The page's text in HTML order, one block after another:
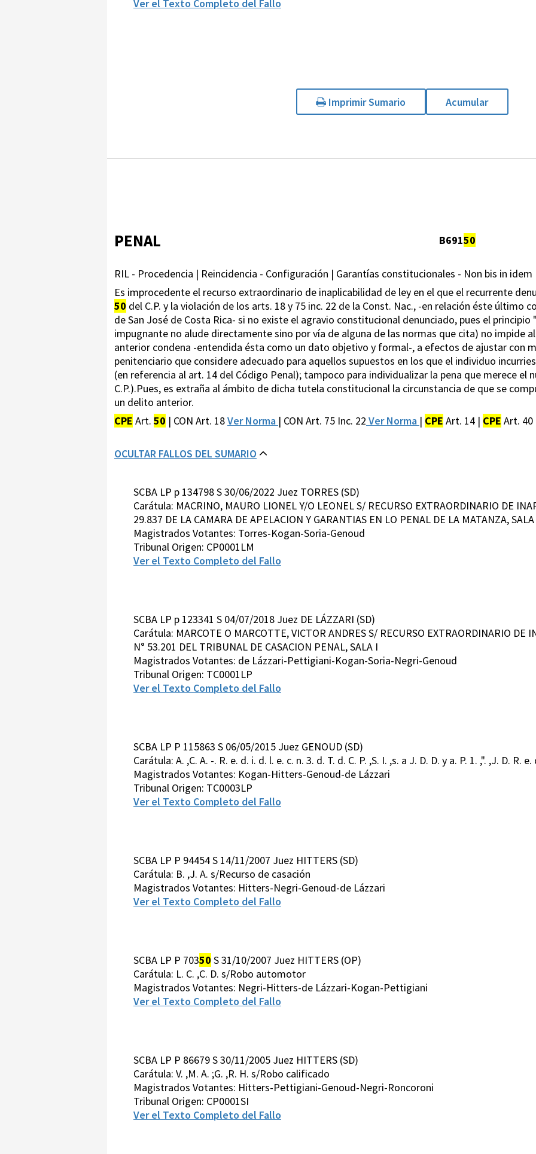
Ver el Texto Completo del Fallo
Imprimir Sumario Acumular
PENAL B69150
RIL - Procedencia | Reincidencia - Configuración | Garantías constitucionales - Non bis in idem
Es improcedente el recurso extraordinario de inaplicabilidad de ley en el que el recurrente
50 del C.P. y la violación de los arts. 18 y 75 inc. 22 de la Const. Nac., -en relación éste último
de San José de Costa Rica- si no existe el agravio constitucional denunciado, pues el principio
impugnante no alude directamente sino por vía de alguna de las normas que cita) no impide
anterior condena -entendida ésta como un dato objetivo y formal-, a efectos de ajustar con
penitenciario que considere adecuado para aquellos supuestos en los que el individuo
(en referencia al art. 14 del Código Penal); tampoco para individualizar la pena que merece el
C.P.).Pues, es extraña al ámbito de dicha tutela constitucional la circunstancia de que se
un delito anterior.
CPE Art. 50 | CON Art. 18Ver Norma | CON Art. 75 Inc. 22 Ver Norma | CPE Art. 14 | CPE Art.
OCULTAR FALLOS DEL SUMARIO
SCBA LP p 134798 S 30/06/2022 Juez TORRES (SD)
Carátula: MACRINO, MAURO LIONEL Y/O LEONEL S/ RECURSO EXTRAORDINARIO DE
29.837 DE LA CAMARA DE APELACION Y GARANTIAS EN LO PENAL DE LA MATANZA,
Magistrados Votantes: Torres-Kogan-Soria-Genoud
Tribunal Origen: CP0001LM
Ver el Texto Completo del Fallo
SCBA LP p 123341 S 04/07/2018 Juez DE LÁZZARI (SD)
Carátula: MARCOTE O MARCOTTE, VICTOR ANDRES S/ RECURSO EXTRAORDINARIO DE
N° 53.201 DEL TRIBUNAL DE CASACION PENAL, SALA I
Magistrados Votantes: de Lázzari-Pettigiani-Kogan-Soria-Negri-Genoud
Tribunal Origen: TC0001LP
Ver el Texto Completo del Fallo
SCBA LP P 115863 S 06/05/2015 Juez GENOUD (SD)
Carátula: A. ,C. A. -. R. e. d. i. d. l. e. c. n. 3. d. T. d. C. P. ,S. I. ,s. a J. D. D. y a. P. 1. ,". ,J. D. R.
Magistrados Votantes: Kogan-Hitters-Genoud-de Lázzari
Tribunal Origen: TC0003LP
Ver el Texto Completo del Fallo
SCBA LP P 94454 S 14/11/2007 Juez HITTERS (SD)
Carátula: B. ,J. A. s/Recurso de casación
Magistrados Votantes: Hitters-Negri-Genoud-de Lázzari
Ver el Texto Completo del Fallo
SCBA LP P 70350 S 31/10/2007 Juez HITTERS (OP)
Carátula: L. C. ,C. D. s/Robo automotor
Magistrados Votantes: Negri-Hitters-de Lázzari-Kogan-Pettigiani
Ver el Texto Completo del Fallo
SCBA LP P 86679 S 30/11/2005 Juez HITTERS (SD)
Carátula: V. ,M. A. ;G. ,R. H. s/Robo calificado
Magistrados Votantes: Hitters-Pettigiani-Genoud-Negri-Roncoroni
Tribunal Origen: CP0001SI
Ver el Texto Completo del Fallo